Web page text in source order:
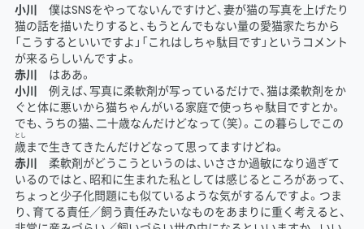
小川 僕はSNSをやってないんですけど、妻が猫の写真を上げたり
猫の話を描いたりすると、もうとんでもない量の愛猫家たちから
「こうするといいですよ」「これはしちゃ駄目です」というコメント
が来るらしいんですよ。
赤川 はああ。
小川 例えば、写真に柔軟剤が写っているだけで、猫は柔軟剤をか
ぐと体に悪いから猫ちゃんがいる家庭で使っちゃ駄目ですとか。
でも、うちの猫、二十歳なんだけどなって（笑）。この暮らしでこの
歳
とし
まで生きてきたんだけどなって思ってますけどね。
赤川 柔軟剤がどうこうというのは、いささか過敏になり過ぎて
いるのではと、昭和に生まれた私としては感じるところがあって、
ちょっと少子化問題にも似ているような気がするんですよ。つま
り、育てる責任／飼う責任みたいなものをあまりに重く考えると、